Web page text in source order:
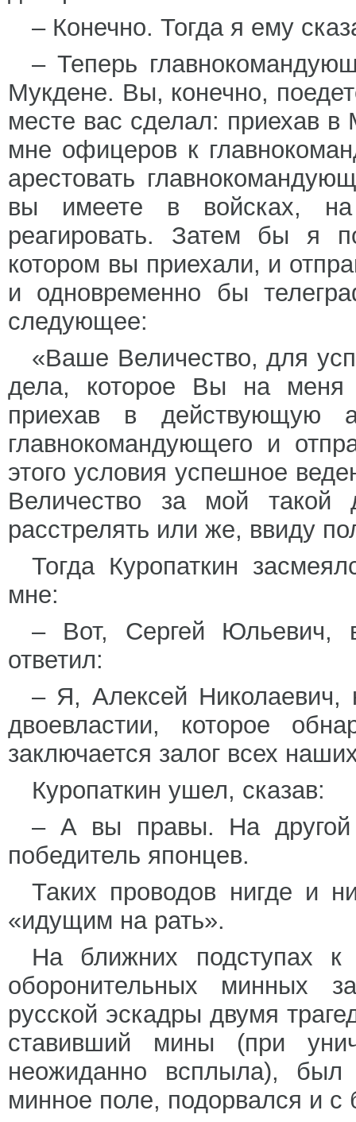
– Конечно. Тогда я ему
– Теперь
Мукдене. Вы, конечно,
месте вас сделал: приехав
мне офицеров к
арестовать
вы имеете в войсках,
реагировать. Затем бы я
котором вы приехали, и
и одновременно бы
следующее:
«Ваше Величество, для
дела, которое Вы на меня
приехав в действующую
главнокомандующего и
этого условия успешное
Величество за мой такой
расстрелять или же, ввиду
Тогда Куропаткин
мне:
– Вот, Сергей Юльевич,
ответил:
– Я, Алексей
двоевластии, которое
заключается залог всех
Куропаткин ушел, сказав:
– А вы правы. На другой
победитель японцев.
Таких проводов нигде и
«идущим на рать».
На ближних подступах к
оборонительных минных
русской эскадры двумя
ставивший мины (при
неожиданно всплыла), был
минное поле, подорвался и